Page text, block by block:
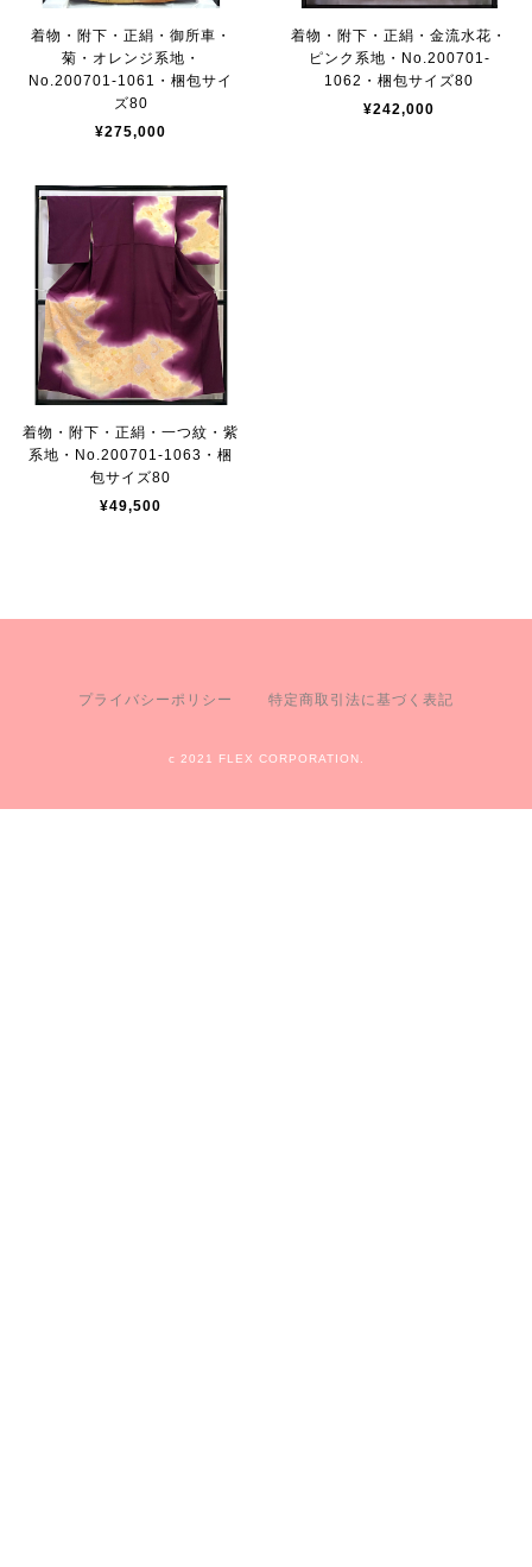
着物・附下・正絹・御所車・
菊・オレンジ系地・
No.200701-1061・梱包サイ
ズ80
¥275,000
着物・附下・正絹・金流水花・
ピンク系地・No.200701-
1062・梱包サイズ80
¥242,000
着物・附下・正絹・一つ紋・紫
系地・No.200701-1063・梱
包サイズ80
¥49,500
プライバシーポリシー 特定商取引法に基づく表記
c 2021 FLEX CORPORATION.